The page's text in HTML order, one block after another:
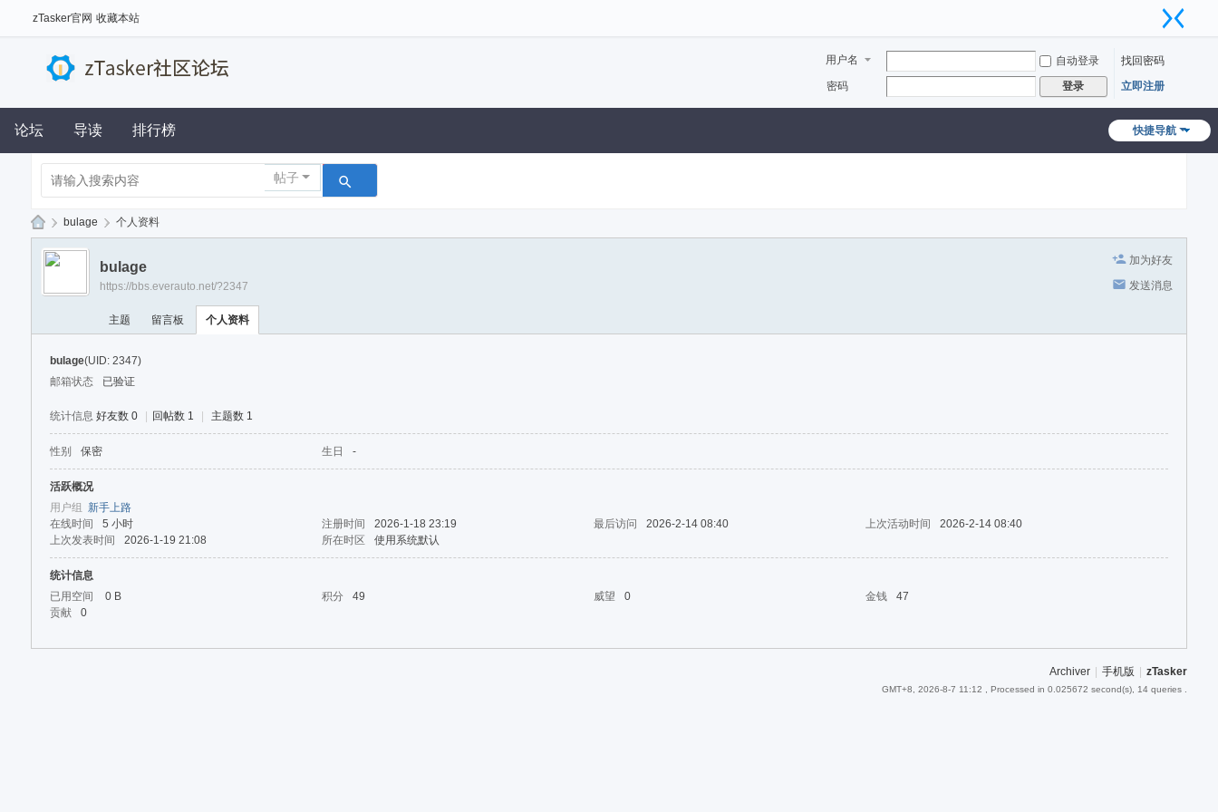
zTasker官网 收藏本站
用户名 自动登录
找回密码
密码
登录 立即注册
快捷导航
论坛 导读 排行榜
帖子
› bulage › 个人资料
加为好友
发送消息
bulage
https://bbs.everauto.net/?2347
主题 留言板 个人资料
bulage(UID: 2347)
邮箱状态
已验证
统计信息 好友数 0 回帖数 1 主题数 1
性别 保密 生日 -
活跃概况
用户组
新手上路
在线时间
5 小时 注册时间 2026-1-18 23:19 最后访问 2026-2-14 08:40 上次活动时间
2026-2-14 08:40
上次发表时间
2026-1-19 21:08 所在时区 使用系统默认
统计信息
已用空间
0 B 积分 49 威望 0 金钱
47
贡献
0
Archiver 手机版 zTasker
GMT+8, 2026-8-7 11:12 , Processed in 0.025672 second(s), 14 queries .